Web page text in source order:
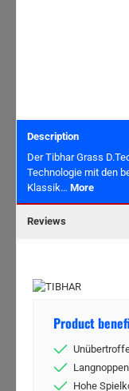
Description
Der Tibhar Grass
Technologie mit den
Klassik… More
Reviews
Product
Hohe